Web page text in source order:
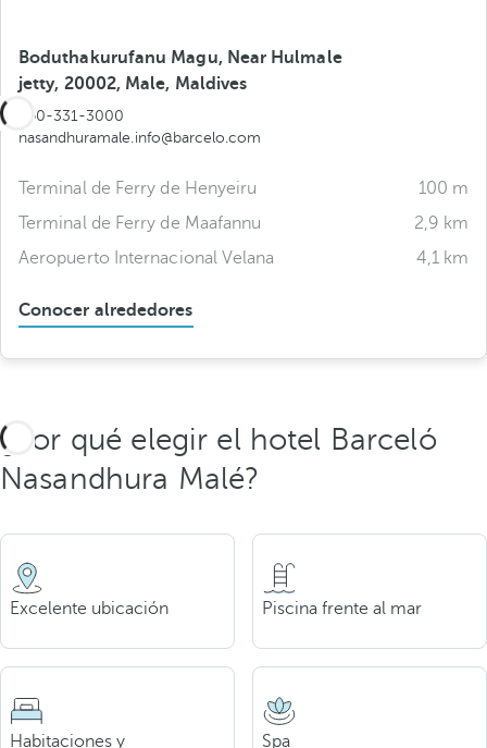
Boduthakurufanu Magu, Near Hulmale
jetty, 20002, Male, Maldives
960-331-3000
nasandhuramale.info@barcelo.com
Terminal de Ferry de Henyeiru
100 m
Terminal de Ferry de Maafannu
2,9 km
Aeropuerto Internacional Velana
4,1 km
Conocer alrededores
¿Por qué elegir el hotel Barceló
Nasandhura Malé?
Excelente ubicación Piscina frente al mar
Habitaciones y
Spa